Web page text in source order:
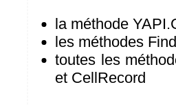
la méthode
les méthodes
toutes les
et CellRecord